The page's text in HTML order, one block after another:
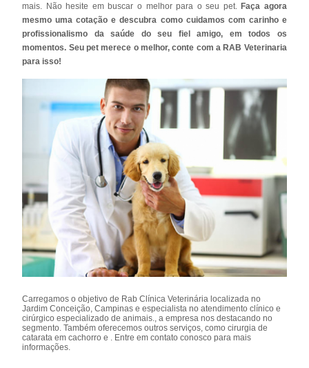
mais. Não hesite em buscar o melhor para o seu pet.Faça agora
mesmo uma cotação e descubra como cuidamos com carinho e
profissionalismo da saúde do seu fiel amigo, em todos os
momentos. Seu pet merece o melhor, conte com a RAB Veterinaria
para isso!
Carregamos o objetivo de Rab Clínica Veterinária localizada no
Jardim Conceição, Campinas e especialista no atendimento clínico e
cirúrgico especializado de animais., a empresa nos destacando no
segmento. Também oferecemos outros serviços, como cirurgia de
catarata em cachorro e . Entre em contato conosco para mais
informações.